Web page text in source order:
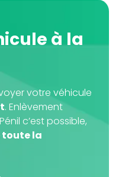
votre véhicule
. Enlèvement
c’est possible,
toute la